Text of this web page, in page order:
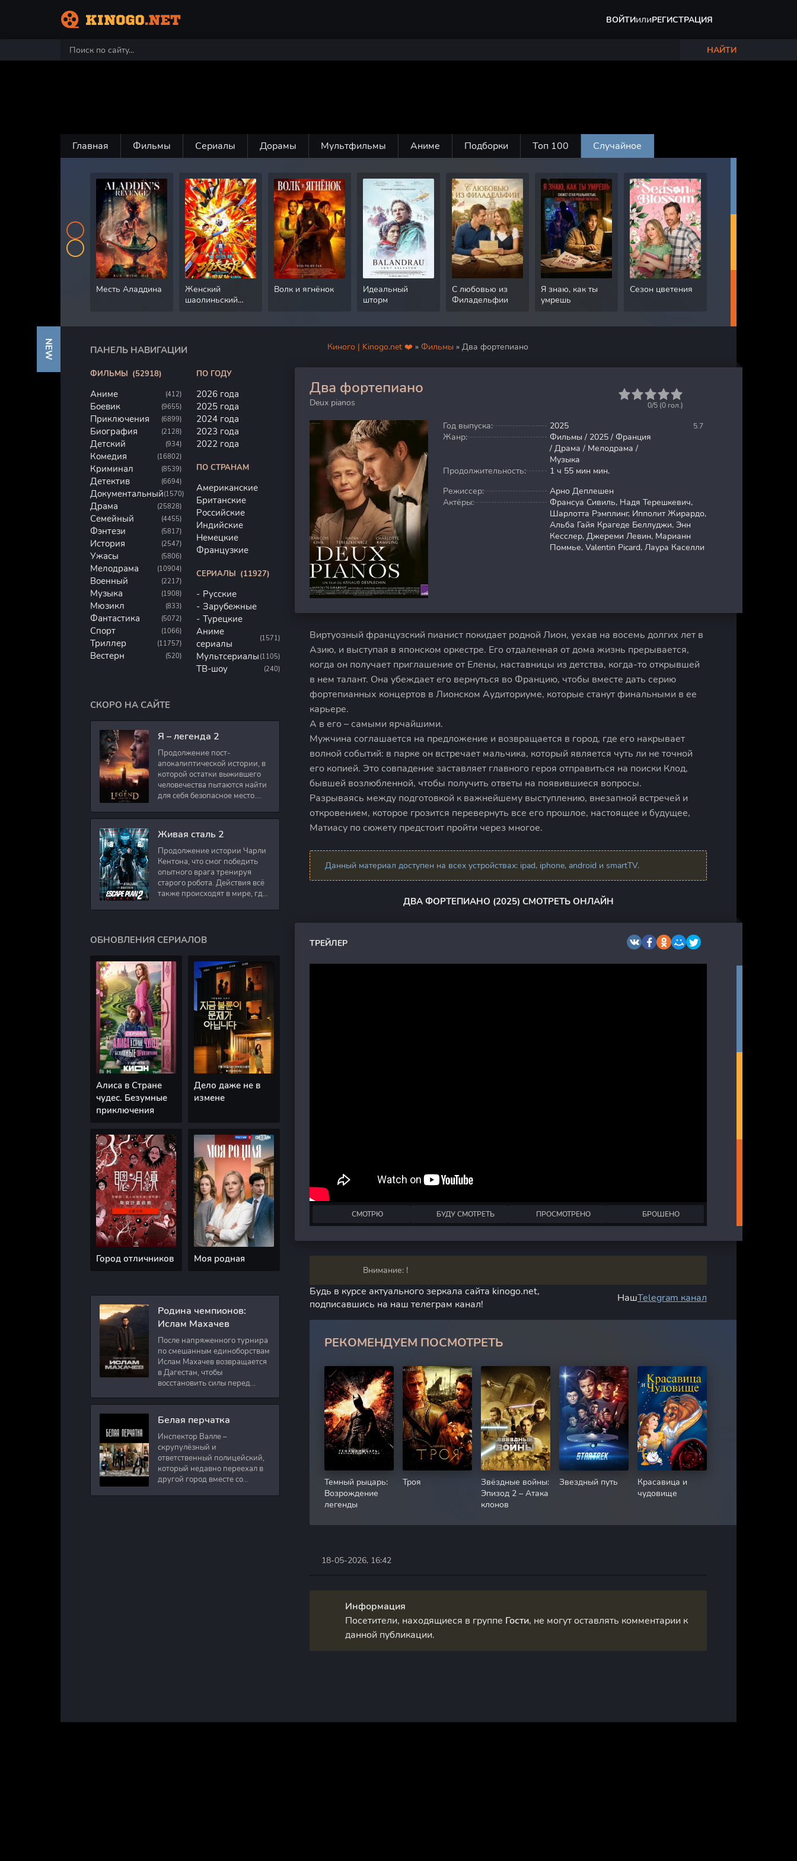
ВОЙТИилиРЕГИСТРАЦИЯ
НАЙТИ
Главная Фильмы Сериалы Дорамы Мультфильмы Аниме Подборки Топ 100 Случайное
Месть Аладдина
Женский
шаолиньский
Волк и ягнёнок
Идеальный
шторм
С любовью из
Филадельфии
Я знаю, как ты
умрешь
Сезон цветения
Киного | Kinogo.net ❤️ » Фильмы » Два фортепиано
Два фортепиано
Deux pianos
5.7
0/5 (0 гол.)
Год выпуска:
2025
Жанр:
Фильмы / 2025 / Франция
/ Драма / Мелодрама /
Музыка
Продолжительность:
1 ч 55 мин мин.
Режиссер:
Арно Деплешен
Актёры:
Франсуа Сивиль, Надя Терешкевич,
Шарлотта Рэмплинг, Ипполит Жирардо,
Альба Гайя Крагеде Беллуджи, Энн
Кесслер, Джереми Левин, Марианн
Поммье, Valentin Picard, Лаура Каселли
Виртуозный французский пианист покидает родной Лион, уехав на восемь долгих лет в
Азию, и выступая в японском оркестре. Его отдаленная от дома жизнь прерывается,
когда он получает приглашение от Елены, наставницы из детства, когда-то открывшей
в нем талант. Она убеждает его вернуться во Францию, чтобы вместе дать серию
фортепианных концертов в Лионском Аудиториуме, которые станут финальными в ее
карьере.
А в его – самыми ярчайшими.
Мужчина соглашается на предложение и возвращается в город, где его накрывает
волной событий: в парке он встречает мальчика, который является чуть ли не точной
его копией. Это совпадение заставляет главного героя отправиться на поиски Клод,
бывшей возлюбленной, чтобы получить ответы на появившиеся вопросы.
Разрываясь между подготовкой к важнейшему выступлению, внезапной встречей и
откровением, которое грозится перевернуть все его прошлое, настоящее и будущее,
Матиасу по сюжету предстоит пройти через многое.
Данный материал доступен на всех устройствах: ipad, iphone, android и smartTV.
ДВА ФОРТЕПИАНО (2025) СМОТРЕТЬ ОНЛАЙН
ТРЕЙЛЕР
СМОТРЮ БУДУ СМОТРЕТЬ ПРОСМОТРЕНО БРОШЕНО
Внимание: !
Будь в курсе актуального зеркала сайта kinogo.net,
подписавшись на наш телеграм канал!
НашTelegram канал
РЕКОМЕНДУЕМ ПОСМОТРЕТЬ
Темный рыцарь:
Возрождение
легенды
Троя
Звёздные войны:
Эпизод 2 – Атака
клонов
Звездный путь
Красавица и
чудовище
18-05-2026, 16:42
Информация
Посетители, находящиеся в группе Гости, не могут оставлять комментарии к
данной публикации.
ПАНЕЛЬ НАВИГАЦИИ
NEW
ФИЛЬМЫ (52918)
Аниме (412)
Боевик (9655)
Приключения (6899)
Биография (2128)
Детский (934)
Комедия (16802)
Криминал (8539)
Детектив (6694)
Документальный(1570)
Драма (25828)
Семейный (4455)
Фэнтези (5817)
История (2547)
Ужасы (5806)
Мелодрама (10904)
Военный (2217)
Музыка (1908)
Мюзикл (833)
Фантастика (5072)
Спорт (1066)
Триллер (11757)
Вестерн (520)
ПО ГОДУ
2026 года
2025 года
2024 года
2023 года
2022 года
ПО СТРАНАМ
Американские
Британские
Российские
Индийские
Немецкие
Французкие
СЕРИАЛЫ (11927)
Русские
Зарубежные
Турецкие
Аниме
сериалы
(1571)
Мультсериалы (1105)
ТВ-шоу (240)
СКОРО НА САЙТЕ
Я – легенда 2
Продолжение пост-
апокалиптической истории, в
которой остатки выжившего
человечества пытаются найти
для себя безопасное место.
работал в медицинском
Живая сталь 2
Продолжение истории Чарли
Кентона, что смог победить
опытного врага тренируя
старого робота. Действия всё
также происходят в мире, где
ОБНОВЛЕНИЯ СЕРИАЛОВ
Алиса в Стране
чудес. Безумные
приключения
Дело даже не в
измене
Город отличников Моя родная
Родина чемпионов:
Ислам Махачев
После напряженного турнира
по смешанным единоборствам
Ислам Махачев возвращается
в Дагестан, чтобы
восстановить силы перед
Вместе с ним приезжают
оператор и интервьюер,
Белая перчатка
Инспектор Валле –
скрупулёзный и
ответственный полицейский,
который недавно переехал в
другой город вместе со